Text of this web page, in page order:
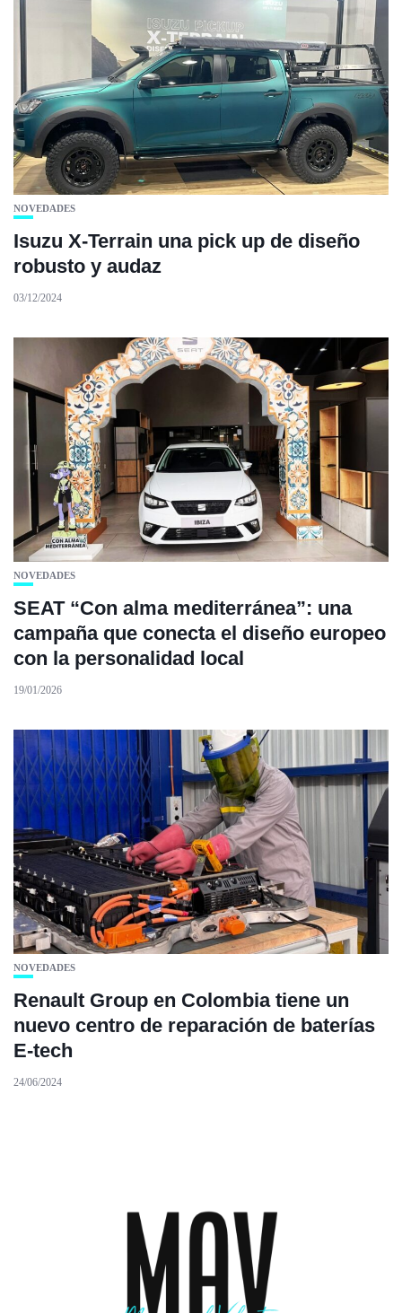
NOVEDADES
Isuzu X-Terrain una pick up de diseño
robusto y audaz
03/12/2024
NOVEDADES
SEAT “Con alma mediterránea”: una
campaña que conecta el diseño europeo
con la personalidad local
19/01/2026
NOVEDADES
Renault Group en Colombia tiene un
nuevo centro de reparación de baterías
E-tech
24/06/2024